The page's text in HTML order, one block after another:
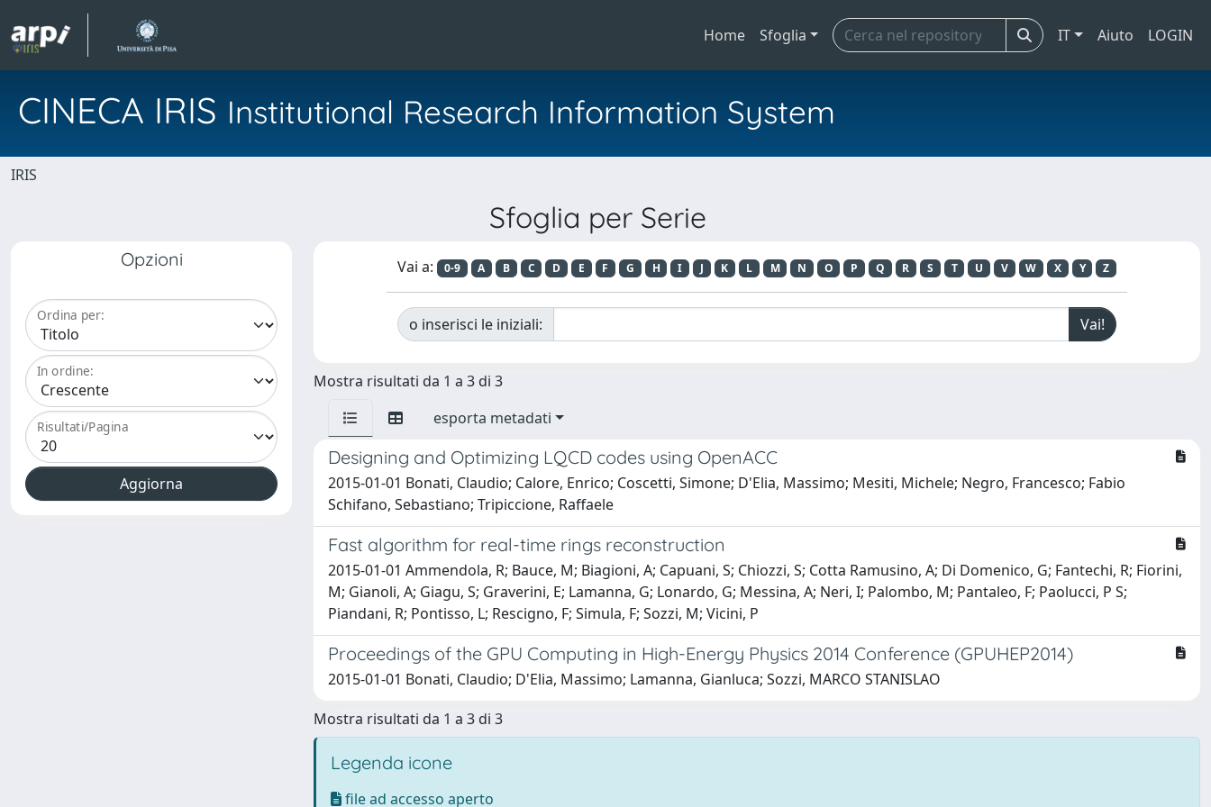
Home Sfoglia IT Aiuto LOGIN
CINECA IRIS Institutional Research Information System
IRIS
Sfoglia per Serie
Opzioni
Ordina per:
In ordine:
Risultati/Pagina
Vai a: 0-9 A B C D E F G H I J K L M N O P Q R S T U V W X Y Z
o inserisci le iniziali:
Mostra risultati da 1 a 3 di 3
esporta metadati
Designing and Optimizing LQCD codes using OpenACC
2015-01-01 Bonati, Claudio; Calore, Enrico; Coscetti, Simone; D'Elia, Massimo; Mesiti, Michele; Negro, Francesco; Fabio
Schifano, Sebastiano; Tripiccione, Raffaele
Fast algorithm for real-time rings reconstruction
2015-01-01 Ammendola, R; Bauce, M; Biagioni, A; Capuani, S; Chiozzi, S; Cotta Ramusino, A; Di Domenico, G; Fantechi, R; Fiorini,
M; Gianoli, A; Giagu, S; Graverini, E; Lamanna, G; Lonardo, G; Messina, A; Neri, I; Palombo, M; Pantaleo, F; Paolucci, P S;
Piandani, R; Pontisso, L; Rescigno, F; Simula, F; Sozzi, M; Vicini, P
Proceedings of the GPU Computing in High-Energy Physics 2014 Conference (GPUHEP2014)
2015-01-01 Bonati, Claudio; D'Elia, Massimo; Lamanna, Gianluca; Sozzi, MARCO STANISLAO
Mostra risultati da 1 a 3 di 3
Legenda icone
file ad accesso aperto